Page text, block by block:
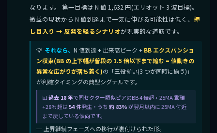
なります。 第一目標は N 値 1,632 円(エリオット 3 波目標)。
微益の現状から N 値到達まで一気に伸びる可能性は低く、 押
し目入り → 反発を経るシナリオが現実的な道筋です。
それなら、 N 値到達 + 出来高ピーク + BB エクスパンショ
ン収束(BB の上下幅が普段の 1.5 倍以下まで縮む = 値動きの
異常な広がりが落ち着く)の「三役揃い(3 つが同時に揃う)」
が利確タイミングの典型シグナルです。
過去 18 年で同セクター類似ピアのBB 4 倍超 + 25MA 乖離
+28% 超は54 件発生・うち 約 83%が翌月以内に 25MA 付近
まで戻している傾向です。
─ 上昇継続フェーズへの移行が裏付けられた形。